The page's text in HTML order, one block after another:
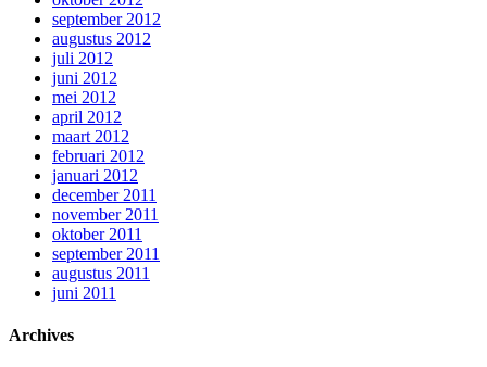
september 2012
augustus 2012
juli 2012
juni 2012
mei 2012
april 2012
maart 2012
februari 2012
januari 2012
december 2011
november 2011
oktober 2011
september 2011
augustus 2011
juni 2011
Archives